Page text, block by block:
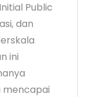
Public
dan
ini
mencapai